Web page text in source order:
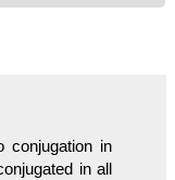
conjugation in
in all